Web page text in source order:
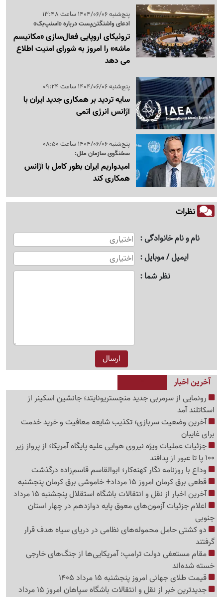
پنج‌شنبه 1404/06/06 ساعت 13:48
ادعای واشنگتن‌پست درباره «اسنپ‌بک»
تروئیکای اروپایی فعال‌سازی «مکانیسم
ماشه» را امروز به شورای امنیت اطلاع
می دهد
پنج‌شنبه 1404/06/06 ساعت 09:24
سایه تردید بر همکاری جدید ایران با
آژانس انرژی اتمی
پنج‌شنبه 1404/06/06 ساعت 08:50
سخنگوی سازمان ملل:
امیدواریم ایران بطور کامل با آژانس
همکاری کند
نظرات
نام و نام خانوادگی
ایمیل / موبایل
نظر شما
آخرین اخبار
رونمایی از سرمربی جدید منچستریونایتد؛ جانشین اسکینر از
اسکاتلند آمد
آخرین وضعیت سربازی؛ تکذیب شایعه معافیت و خرید خدمت
برای غایبان
جزئیات عملیات ویژه نیروی هوایی علیه پایگاه آمریکا؛ از پرواز زیر
100 پا تا عبور از پدافند
وداع با روزنامه نگار کهنه‌کار؛ ابوالقاسم قاسم‌زاده درگذشت
قطعی برق کرمان امروز 15 مرداد+ خاموشی برق کرمان پنجشنبه
آخرین اخبار از نقل و انتقالات باشگاه استقلال پنجشنبه 15 مرداد
اعلام جزئیات آزمون‌های معوق پایه دوازدهم در چهار استان
جنوبی
دو کشتی حامل محموله‌های نظامی در دریای سیاه هدف قرار
گرفتند
مقام مستعفی دولت ترامپ: آمریکایی‌ها از جنگ‌های خارجی
خسته شده‌اند
قیمت طلای جهانی امروز پنجشنبه 15 مرداد 1405
جدیدترین خبر از نقل و انتقالات باشگاه سپاهان امروز 15 مرداد